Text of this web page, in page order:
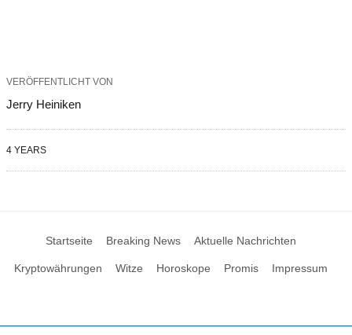
VERÖFFENTLICHT VON
Jerry Heiniken
4 YEARS
Startseite Breaking News Aktuelle Nachrichten
Kryptowährungen Witze Horoskope Promis Impressum